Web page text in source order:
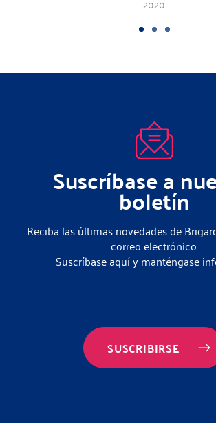
2020
Suscríbase a
boletín
Reciba las últimas novedades de
correo electrónico.
Suscríbase aquí y manténgase
SUSCRIBIRSE